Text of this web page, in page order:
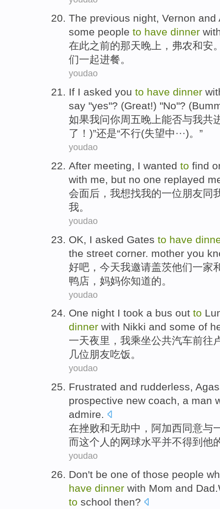
The previous night, Vernon and
some people to have dinner
在此之前的那天晚上 ， 弗农和安
们一起进餐。
youdao
If I asked you to have dinner
say "yes"? (Great!) "No"? (
如果我问你周五晚上能否与我共
了！)”还是“不行(失望中···)。”
youdao
After meeting, I wanted to find
with me, but no one replayed
会面后 ， 我想找我的一位朋友同
我。
youdao
OK I asked Gates to have
the street corner. mother you
好吧 ，今天我邀请盖茨他们一家
鸭店 ， 妈妈你知道的。
youdao
One night I took a bus out to
dinner with Nikki and some of
一天夜里 ， 我乘坐公共汽车前往
几位朋友吃饭。
youdao
Frustrated and rudderless,
prospective new coach, a man
admire.
在挫败和无助中 ， 阿加西同意与
而这个 人的网球水平并不得到他
youdao
Don't be one of those people
have dinner with Mom and
to school then?